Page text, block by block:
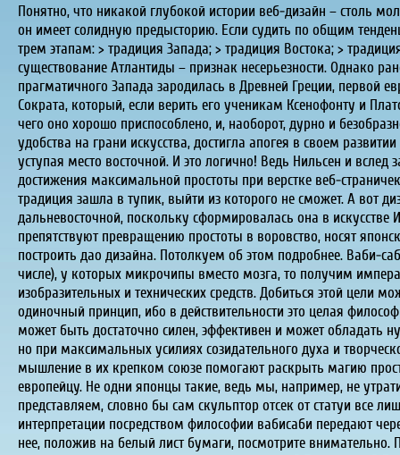
Понятно, что никакой глубокой истории веб-дизайн – столь
он имеет солидную предысторию. Если судить по общим
трем этапам: > традиция Запада; > традиция Востока; >
существование Атлантиды – признак несерьезности. Однако
прагматичного Запада зародилась в Древней Греции, первой
Сократа, который, если верить его ученикам Ксенофонту и
чего оно хорошо приспособлено, и, наоборот, дурно и
удобства на грани искусства, достигла апогея в своем
уступая место восточной. И это логично! Ведь Нильсен и
достижения максимальной простоты при верстке веб-
традиция зашла в тупик, выйти из которого не сможет. А вот
дальневосточной, поскольку сформировалась она в
препятствуют превращению простоты в воровство, носят
построить дао дизайна. Потолкуем об этом подробнее. Ваби-
числе), у которых микрочипы вместо мозга, то получим
изобразительных и технических средств. Добиться этой
одиночный принцип, ибо в действительности это целая
может быть достаточно силен, эффективен и может обладать
но при максимальных усилиях созидательного духа и
мышление в их крепком союзе помогают раскрыть магию
европейцу. Не одни японцы такие, ведь мы, например, не
представляем, словно бы сам скульптор отсек от статуи все
интерпретации посредством философии вабисаби передают
нее, положив на белый лист бумаги, посмотрите внимательно.